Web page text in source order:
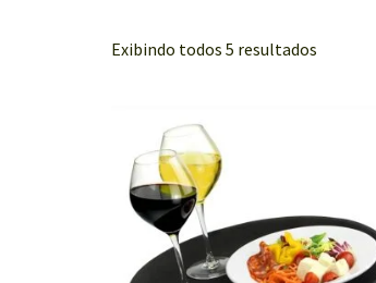
Exibindo todos 5 resultados